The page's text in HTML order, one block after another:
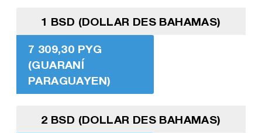
1 BSD (DOLLAR DES BAHAMAS)
7 309,30 PYG
(GUARANÍ
PARAGUAYEN)
2 BSD (DOLLAR DES BAHAMAS)